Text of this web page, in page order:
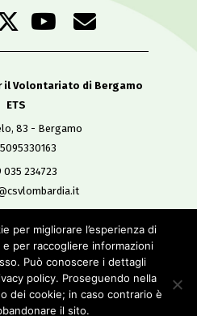
il Volontariato di Bergamo
ETS
83 - Bergamo
035 234723
2019
Reserved
-
policy
policy
per migliorare l’esperienza di
per raccogliere informazioni
Può conoscere i dettagli
policy. Proseguendo nella
dei cookie; in caso contrario è
il sito.